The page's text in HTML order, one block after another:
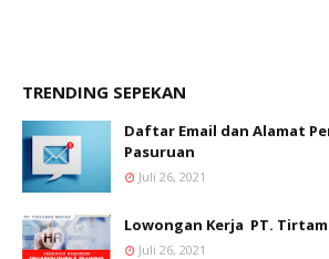
TRENDING SEPEKAN
Daftar Email dan Alamat
Pasuruan
Juli 26, 2021
Lowongan Kerja PT.
Juli 26, 2021